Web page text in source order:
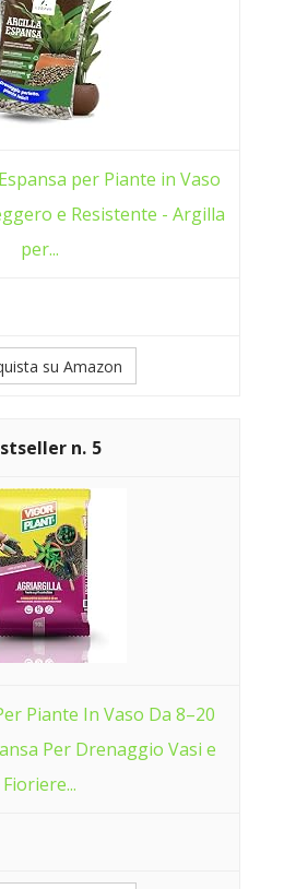
per Piante in Vaso
e Resistente - Argilla
per...
su Amazon
5
Piante In Vaso Da 8–20
Per Drenaggio Vasi e
Fioriere...